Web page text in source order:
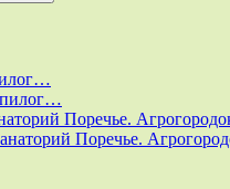
Поречье.
Поречье.